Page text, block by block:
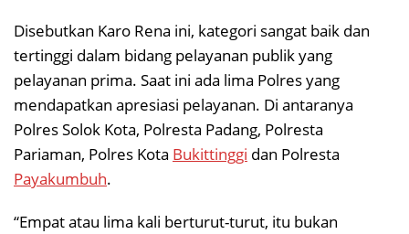
Disebutkan Karo Rena ini, kategori sangat baik dan
tertinggi dalam bidang pelayanan publik yang
pelayanan prima. Saat ini ada lima Polres yang
mendapatkan apresiasi pelayanan. Di antaranya
Polres Solok Kota, Polresta Padang, Polresta
Pariaman, Polres Kota Bukittinggi dan Polresta
Payakumbuh.
“Empat atau lima kali berturut-turut, itu bukan